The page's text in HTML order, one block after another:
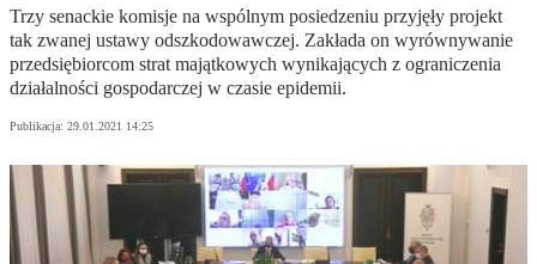
Trzy senackie komisje na wspólnym posiedzeniu przyjęły projekt
tak zwanej ustawy odszkodowawczej. Zakłada on wyrównywanie
przedsiębiorcom strat majątkowych wynikających z ograniczenia
działalności gospodarczej w czasie epidemii.
Publikacja: 29.01.2021 14:25